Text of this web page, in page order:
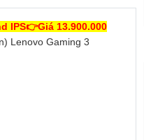
IPS👉Giá 13.900.000
Lenovo Gaming 3